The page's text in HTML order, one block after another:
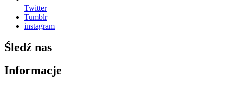
Twitter
Tumblr
instagram
Śledź nas
Informacje